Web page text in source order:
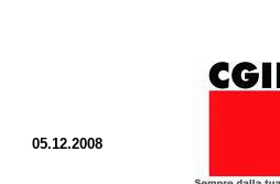
05.12.2008